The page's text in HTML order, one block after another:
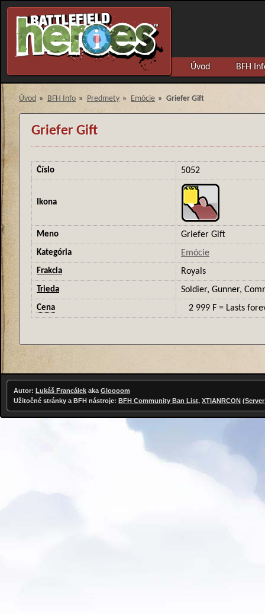
Úvod BFH
Úvod » BFH Info » Predmety » Emócie » Griefer Gift
Griefer Gift
Číslo 5052
Ikona
Meno Griefer Gift
Kategória Emócie
Frakcia Royals
Trieda Soldier, Gunner,
Cena 2 999 F = Lasts
Autor: Lukáš Francálek aka Gloooom
Užitočné stránky a BFH nástroje: BFH Community Ban List, XTIANRCON (